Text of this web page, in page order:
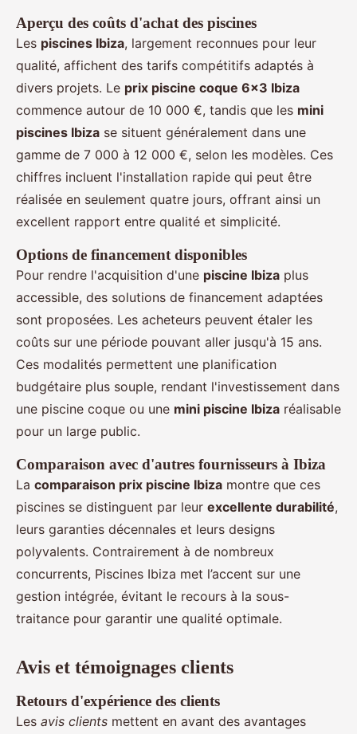
Aperçu des coûts d'achat des piscines
Les piscines Ibiza, largement reconnues pour leur
qualité, affichent des tarifs compétitifs adaptés à
divers projets. Le prix piscine coque 6x3 Ibiza
commence autour de 10 000 €, tandis que les mini
piscines Ibiza se situent généralement dans une
gamme de 7 000 à 12 000 €, selon les modèles. Ces
chiffres incluent l'installation rapide qui peut être
réalisée en seulement quatre jours, offrant ainsi un
excellent rapport entre qualité et simplicité.
Options de financement disponibles
Pour rendre l'acquisition d'une piscine Ibiza plus
accessible, des solutions de financement adaptées
sont proposées. Les acheteurs peuvent étaler les
coûts sur une période pouvant aller jusqu'à 15 ans.
Ces modalités permettent une planification
budgétaire plus souple, rendant l'investissement dans
une piscine coque ou une mini piscine Ibiza réalisable
pour un large public.
Comparaison avec d'autres fournisseurs à Ibiza
La comparaison prix piscine Ibiza montre que ces
piscines se distinguent par leur excellente durabilité,
leurs garanties décennales et leurs designs
polyvalents. Contrairement à de nombreux
concurrents, Piscines Ibiza met l’accent sur une
gestion intégrée, évitant le recours à la sous-
traitance pour garantir une qualité optimale.
Avis et témoignages clients
Retours d'expérience des clients
Les avis clients mettent en avant des avantages